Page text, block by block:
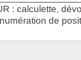
: calculette,
de